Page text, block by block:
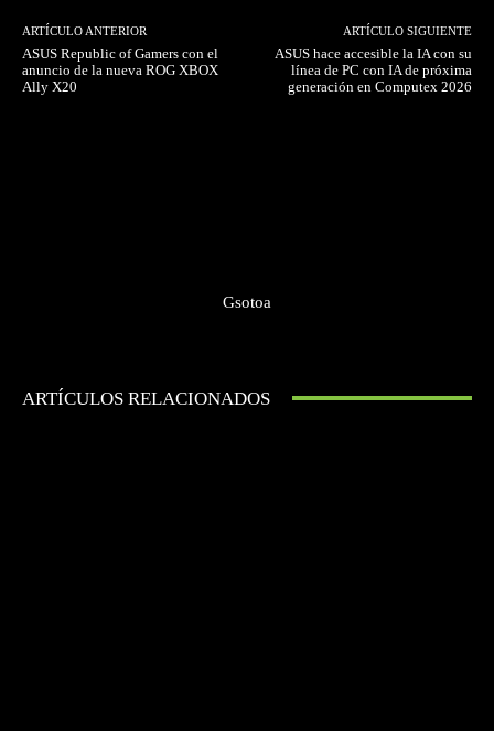
ARTÍCULO ANTERIOR
ASUS Republic of Gamers con el
anuncio de la nueva ROG XBOX
Ally X20
ARTÍCULO SIGUIENTE
ASUS hace accesible la IA con su
línea de PC con IA de próxima
generación en Computex 2026
Gsotoa
ARTÍCULOS RELACIONADOS